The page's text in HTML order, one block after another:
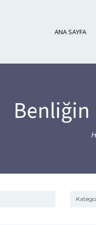
ANA SAYFA
Benliğin